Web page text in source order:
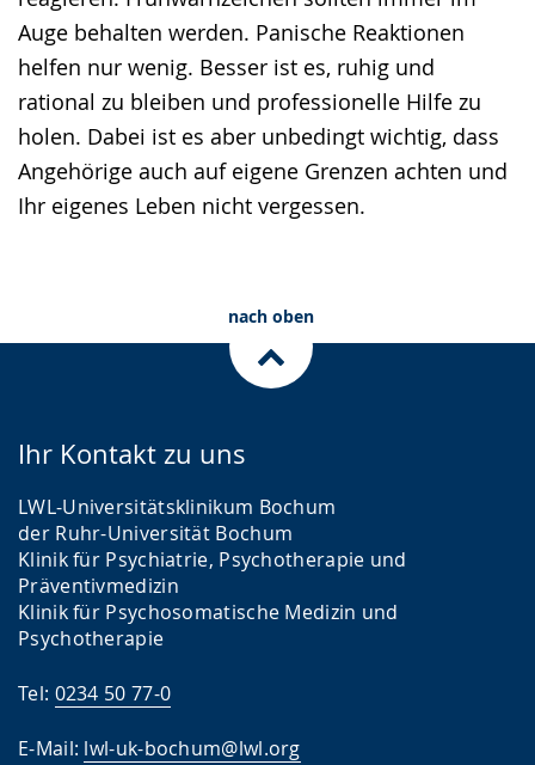
Auge behalten werden. Panische Reaktionen
helfen nur wenig. Besser ist es, ruhig und
rational zu bleiben und professionelle Hilfe zu
holen. Dabei ist es aber unbedingt wichtig, dass
Angehörige auch auf eigene Grenzen achten und
Ihr eigenes Leben nicht vergessen.
nach oben
Ihr Kontakt zu uns
LWL-Universitätsklinikum Bochum
der Ruhr-Universität Bochum
Klinik für Psychiatrie, Psychotherapie und
Präventivmedizin
Klinik für Psychosomatische Medizin und
Psychotherapie
Tel: 0234 50 77-0
E-Mail: lwl-uk-bochum@lwl.org